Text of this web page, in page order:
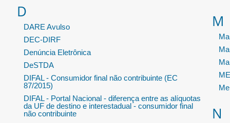
D
DARE Avulso
DEC-DIRF
Denúncia Eletrônica
DeSTDA
DIFAL - Consumidor final não contribuinte (EC
87/2015)
DIFAL - Portal Nacional - diferença entre as alíquotas
da UF de destino e interestadual - consumidor final
não contribuinte
M
N